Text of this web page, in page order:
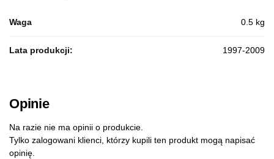
Waga 0.5 kg
Lata produkcji: 1997-2009
Opinie
Na razie nie ma opinii o produkcie.
Tylko zalogowani klienci, którzy kupili ten produkt mogą napisać
opinię.